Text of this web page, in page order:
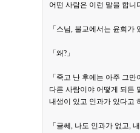
어떤 사람은 이런 말을 합니
「스님, 불교에서는 윤회
「왜?」
「죽고 난 후에는 아주 그만
다른 사람이야 어떻게 되든
내생이 있고 인과가 있다
「글쎄, 나도 인과가 없고,